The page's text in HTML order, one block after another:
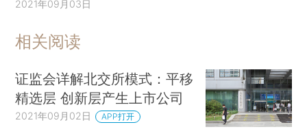
2021年09月03日
相关阅读
证监会详解北交所模式：平移
精选层 创新层产生上市公司
2021年09月02日 APP打开